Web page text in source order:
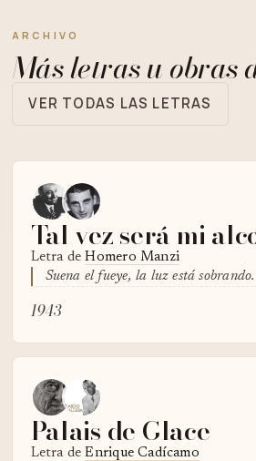
ARCHIVO
Más letras u obras
VER TODAS LAS LETRAS
Tal vez será mi
Letra deHomero Manzi
Suena el fueye, la luz está sobrando.
1943
Palais de Glace
Letra deEnrique Cadícamo